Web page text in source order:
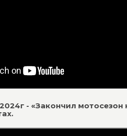
- «Закончил